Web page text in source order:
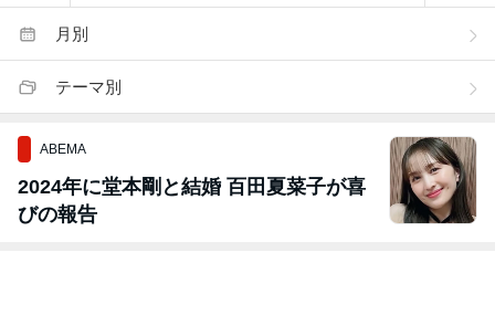
月別
テーマ別
ABEMA
2024年に堂本剛と結婚 百田夏菜子が喜
びの報告